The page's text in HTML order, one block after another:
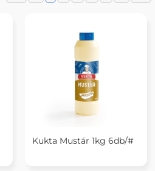
Kukta Mustár 1kg 6db/#